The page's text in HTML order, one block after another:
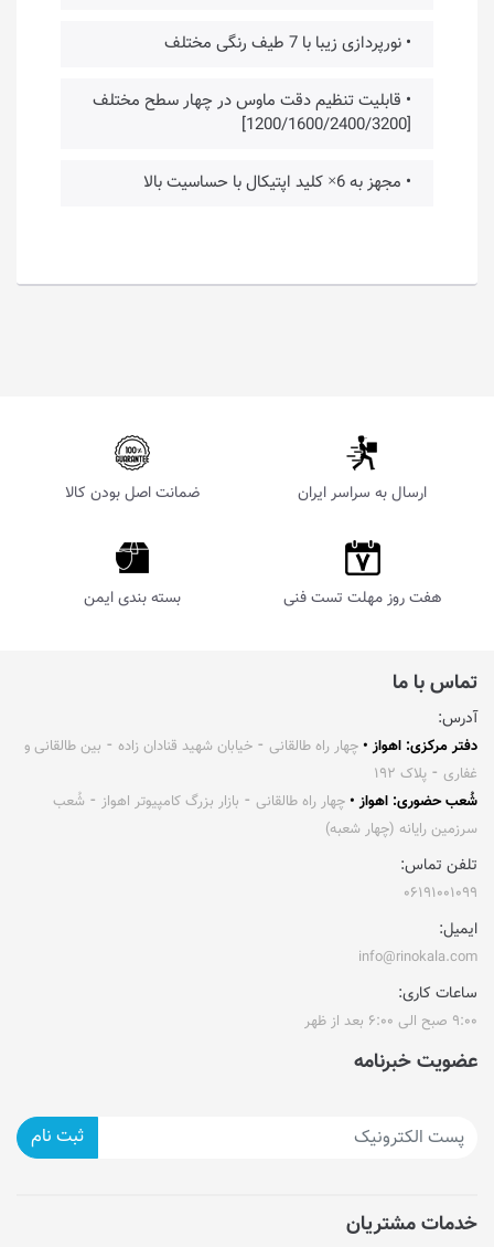
• نورپردازی زیبا با 7 طیف رنگی مختلف
• قابلیت تنظیم دقت ماوس در چهار سطح مختلف
[1200/1600/2400/3200]
• مجهز به 6× کلید اپتیکال با حساسیت بالا
ارسال به سراسر ایران ضمانت اصل بودن کالا
هفت روز مهلت تست فنی بسته بندی ایمن
تماس با ما
آدرس:
دفتر مرکزی: اهواز • چهار راه طالقانی ⁃ خیابان شهید قنادان زاده ⁃ بین طالقانی و
غفاری ⁃ پلاک ۱۹۲
شُعب حضوری: اهواز • چهار راه طالقانی ⁃ بازار بزرگ کامپیوتر اهواز ⁃ شُعب
سرزمین رایانه (چهار شعبه)
تلفن تماس:
۰۶۱۹۱۰۰۱۰۹۹
ایمیل:
info@rinokala.com
ساعات کاری:
۹:۰۰ صبح الی ۶:۰۰ بعد از ظهر
عضویت خبرنامه
ثبت نام
خدمات مشتریان